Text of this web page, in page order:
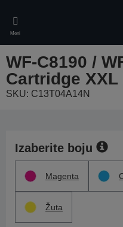
main
content
Meni
WF-C8190 /
Cartridge XXL
SKU: C13T04A14N
Izaberite boju
Magenta
Žuta